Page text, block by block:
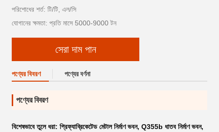
পরিশোধের শর্ত: টি/টি, এল/সি
যোগানের ক্ষমতা: প্রতি মাসে 5000-9000 টন
সেরা দাম পান
পণ্যের বিবরণ পণ্যের বর্ণনা
পণ্যের বিবরণ
বিশেষভাবে তুলে ধরা: প্রিফ্যাব্রিকেটেড মেটাল নির্মাণ ভবন, Q355b ধাতব নির্মাণ ভবন,